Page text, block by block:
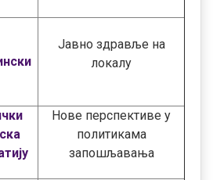
Јавно здравље на
локалу
Нове перспективе у
политикама
запошљавања